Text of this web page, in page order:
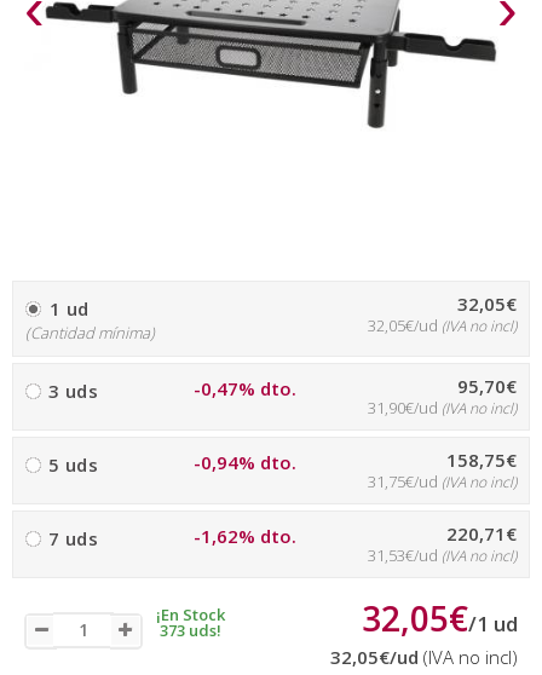
1 ud
(Cantidad mínima)
32,05€
32,05€/ud (IVA no incl)
3 uds -0,47% dto. 95,70€
31,90€/ud (IVA no incl)
5 uds -0,94% dto. 158,75€
31,75€/ud (IVA no incl)
7 uds -1,62% dto. 220,71€
31,53€/ud (IVA no incl)
¡En Stock
373 uds! 32,05€/1 ud
32,05€/ud (IVA no incl)